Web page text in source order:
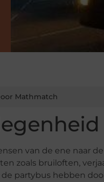
Mathmatch
van de ene naar
zoals bruiloften,
partybus hebben